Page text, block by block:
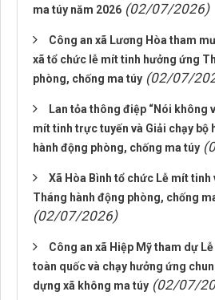
ma túy năm 2026 (02/07/2026)
Công an xã Lương Hòa tham
xã tổ chức lễ mít tinh hưởng ứng
phòng, chống ma túy (02/07/
Lan tỏa thông điệp “Nói không
mít tinh trực tuyến và Giải chạy bộ
hành động phòng, chống ma túy
Xã Hòa Bình tổ chức Lễ mít tinh
Tháng hành động phòng, chống
(02/07/2026)
Công an xã Hiệp Mỹ tham dự
toàn quốc và chạy hưởng ứng
dựng xã không ma túy (02/07/